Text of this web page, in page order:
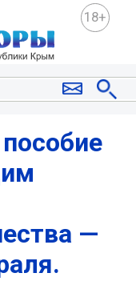
18+
—